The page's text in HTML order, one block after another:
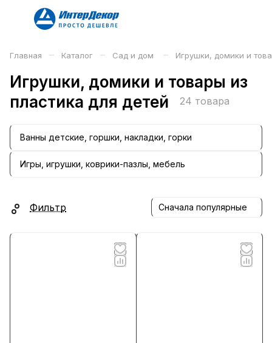
Главная – Каталог – Сад и дом – Игрушки, домики и
Игрушки, домики и товары из
пластика для детей
24 товара
Ванны детские, горшки, накладки, горки
Игры, игрушки, коврики-пазлы, мебель
Фильтр Сначала популярные